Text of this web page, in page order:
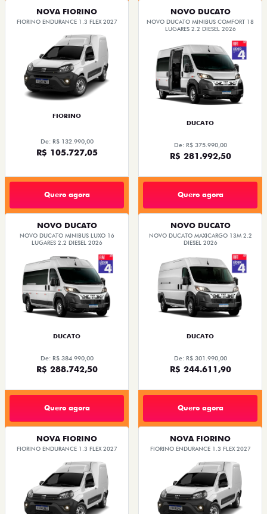
NOVA FIORINO
FIORINO ENDURANCE 1.3 FLEX 2027
FIORINO
De: R$ 132.990,00
R$ 105.727,05
Quero agora
NOVO DUCATO
NOVO DUCATO MINIBUS COMFORT 18
LUGARES 2.2 DIESEL 2026
DUCATO
De: R$ 375.990,00
R$ 281.992,50
Quero agora
NOVO DUCATO
NOVO DUCATO MINIBUS LUXO 16
LUGARES 2.2 DIESEL 2026
DUCATO
De: R$ 384.990,00
R$ 288.742,50
Quero agora
NOVO DUCATO
NOVO DUCATO MAXICARGO 13M 2.2
DIESEL 2026
DUCATO
De: R$ 301.990,00
R$ 244.611,90
Quero agora
NOVA FIORINO
FIORINO ENDURANCE 1.3 FLEX 2027
NOVA FIORINO
FIORINO ENDURANCE 1.3 FLEX 2027